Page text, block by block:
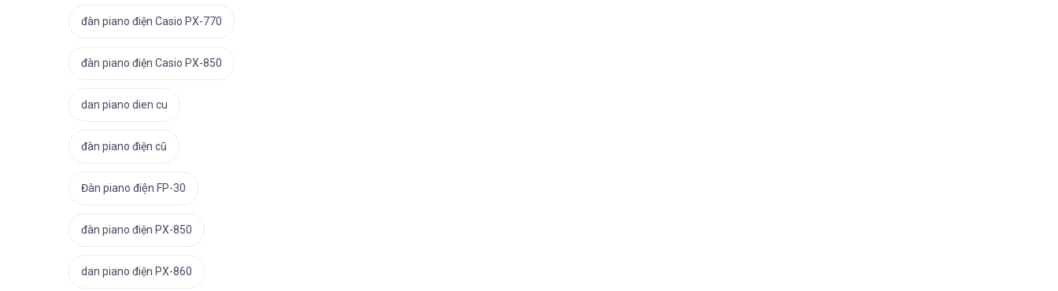
đàn piano điện Casio PX-770
đàn piano điện Casio PX-850
dan piano dien cu
đàn piano điện cũ
Đàn piano điện FP-30
đàn piano điện PX-850
dan piano điện PX-860